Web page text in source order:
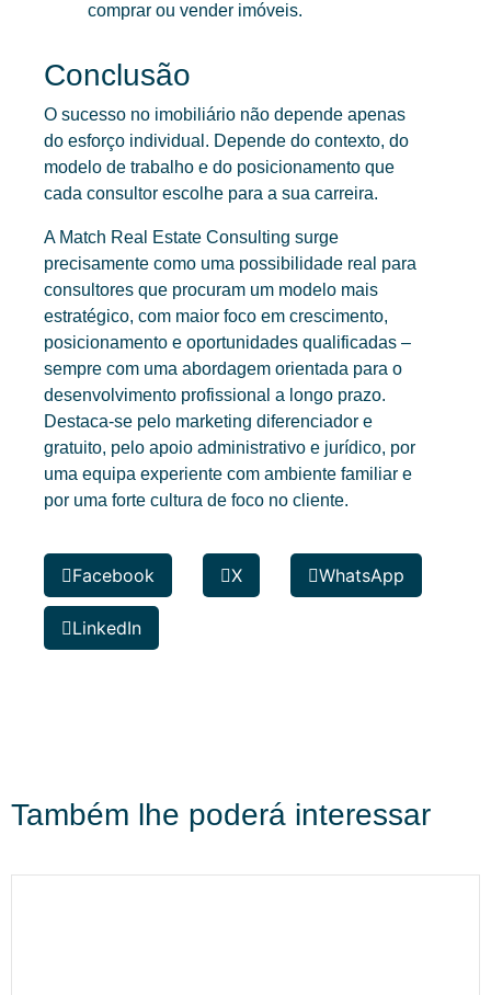
comprar ou vender imóveis.
Conclusão
O sucesso no imobiliário não depende apenas
do esforço individual. Depende do contexto, do
modelo de trabalho e do posicionamento que
cada consultor escolhe para a sua carreira.
A Match Real Estate Consulting surge
precisamente como uma possibilidade real para
consultores que procuram um modelo mais
estratégico, com maior foco em crescimento,
posicionamento e oportunidades qualificadas –
sempre com uma abordagem orientada para o
desenvolvimento profissional a longo prazo.
Destaca-se pelo marketing diferenciador e
gratuito, pelo apoio administrativo e jurídico, por
uma equipa experiente com ambiente familiar e
por uma forte cultura de foco no cliente.
Facebook X WhatsApp
LinkedIn
Também lhe poderá interessar